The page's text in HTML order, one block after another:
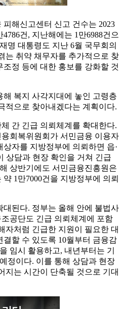
해신고센터 신고 건수는 2023
4786건, 지난해에는 1만6988건으
명 대통령도 지난 6월 국무회의
는 취약 채무자를 추가적으로 찾
정 등에 대한 홍보를 강화할 것
복지 사각지대에 놓인 고령층
적으로 찾아내겠다는 계획이다.
간 긴급 의뢰체계를 확대한다.
회복위원회가 서민금융 이용자
자를 지방정부에 의뢰하면 읍·
상담과 현장 확인을 거쳐 긴급
상반기에도 서민금융진흥원은
1만7000건을 지방정부에 의뢰
된다. 정부는 올해 안에 불법사
공단도 긴급 의뢰체계에 포함
자처럼 긴급한 지원이 필요한 대
할 수 있도록 10월부터 금융감
임시 활용하고, 내년부터는 기
정이다. 이를 통해 상담과 현장
지는 시간이 단축될 것으로 기대